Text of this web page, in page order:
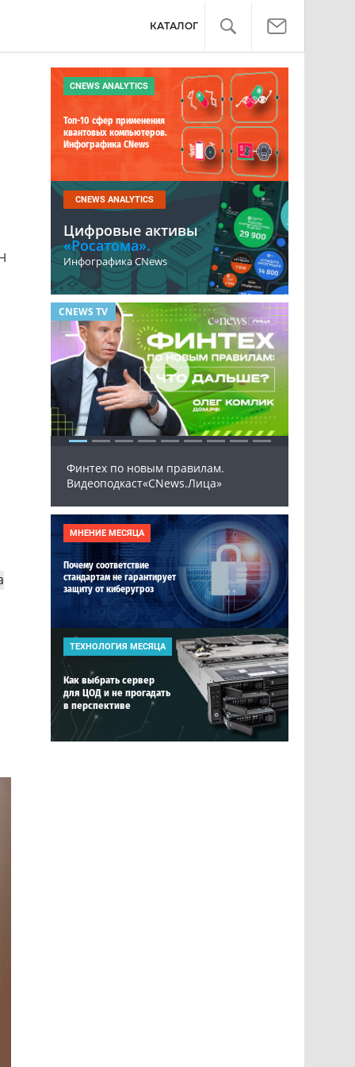
КАТАЛОГ
CNEWS ANALYTICS
Топ-10 сфер применения
квантовых компьютеров.
Инфографика CNews
CNEWS ANALYTICS
Цифровые активы
«Росатома».
Инфографика CNews
CNEWS TV
Финтех по новым правилам.
Видеоподкаст«CNews.Лица»
МНЕНИЕ МЕСЯЦА
Почему соответствие
стандартам не гарантирует
защиту от киберугроз
ТЕХНОЛОГИЯ МЕСЯЦА
Как выбрать сервер
для ЦОД и не прогадать
в перспективе